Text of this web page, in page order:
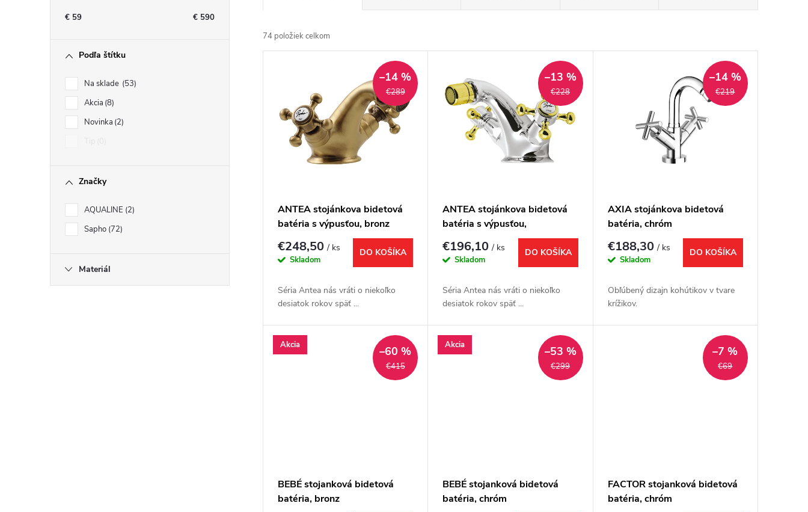
€ 59 € 590
Podľa štítku
Na sklade 53
Akcia 8
Novinka 2
Značky
AQUALINE 2
Sapho 72
Materiál
a
d
u
k
74 položiek celkom
u
k
€289
–14 %
ANTEA stojánkova bidetová
batéria s výpusťou, bronz
€248,50/ ks
Skladom
DO KOŠÍKA
Séria Antea nás vráti o niekoľko
desiatok rokov späť ...
€228
–13 %
ANTEA stojánkova bidetová
batéria s výpusťou,
€196,10/ ks
Skladom
DO KOŠÍKA
Séria Antea nás vráti o niekoľko
desiatok rokov späť ...
€219
–14 %
AXIA stojánkova bidetová
batéria, chróm
€188,30/ ks
Skladom
DO KOŠÍKA
Obľúbený dizajn kohútikov v tvare
krížikov.
Akcia
€415
–60 %
BEBÉ stojanková bidetová
batéria, bronz
Akcia
€299
–53 %
BEBÉ stojanková bidetová
batéria, chróm
€69
–7 %
FACTOR stojanková bidetová
batéria, chróm